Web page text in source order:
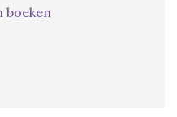
boeken